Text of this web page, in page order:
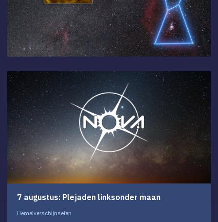
7 augustus: Plejaden linksonder maan
Hemelverschijnselen